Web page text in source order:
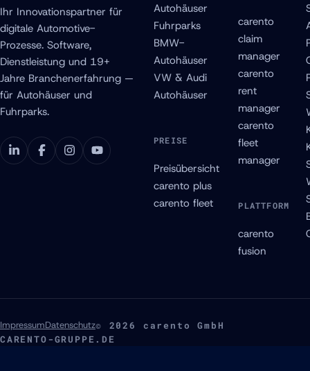
Ihr Innovationspartner für
digitale Automotive-
Prozesse. Software,
Dienstleistung und 19+
Jahre Branchenerfahrung —
für Autohäuser und
Fuhrparks.
Autohäuser
Fuhrparks
BMW-
Autohäuser
VW & Audi
Autohäuser
PREISE
Preisübersicht
carento plus
carento fleet
carento
claim
manager
carento
rent
manager
carento
fleet
manager
PLATTFORM
carento
fusion
ImpressumDatenschutz© 2026 carento GmbH
CARENTO-GRUPPE.DE